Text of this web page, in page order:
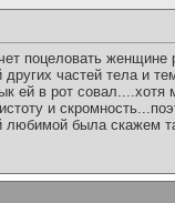
поцеловать женщине
частей тела и
ей в рот
и
была скажем